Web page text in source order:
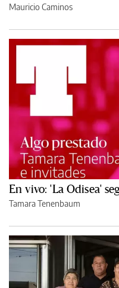
Mauricio Caminos
En vivo: 'La Odisea'
Tamara Tenenbaum